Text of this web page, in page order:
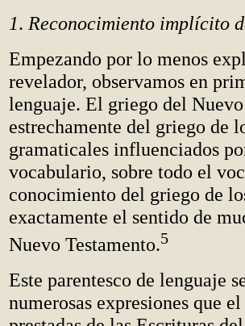
1. Reconocimiento implícito
Empezando por lo menos
revelador, observamos en
lenguaje. El griego del
estrechamente del griego de
gramaticales influenciados
vocabulario, sobre todo el
conocimiento del griego de
exactamente el sentido de
Nuevo Testamento.5
Este parentesco de lenguaje
numerosas expresiones que